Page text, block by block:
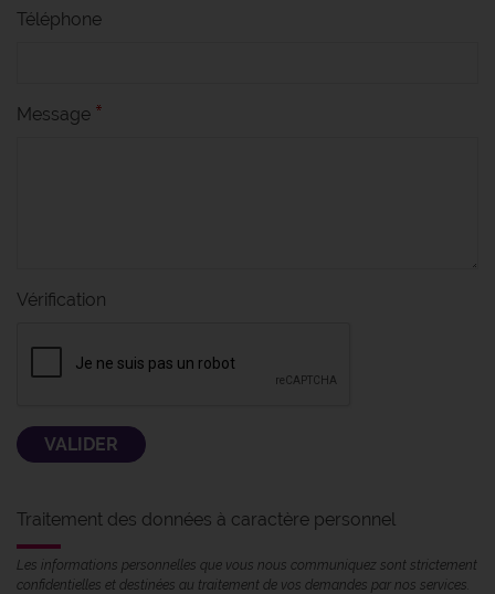
Téléphone
Message
Vérification
Traitement des données à caractère personnel
Les informations personnelles que vous nous communiquez sont strictement
confidentielles et destinées au traitement de vos demandes par nos services.